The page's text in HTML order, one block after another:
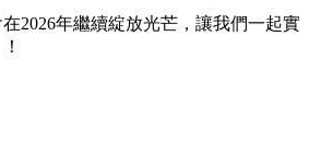
2026年繼續綻放光芒，讓我們一起實